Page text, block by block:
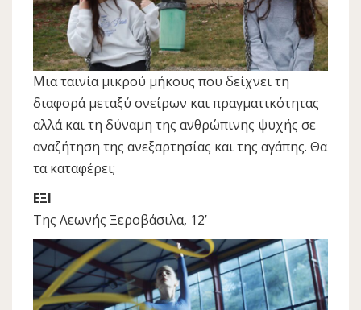
Μια ταινία μικρού μήκους που δείχνει τη
διαφορά μεταξύ ονείρων και πραγματικότητας
αλλά και τη δύναμη της ανθρώπινης ψυχής σε
αναζήτηση της ανεξαρτησίας και της αγάπης. Θα
τα καταφέρει;
ΕΞΙ
Της Λεωνής Ξεροβάσιλα, 12’